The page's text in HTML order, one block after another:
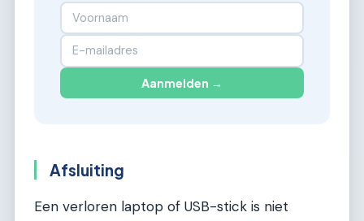
Aanmelden →
Afsluiting
Een verloren laptop of USB-stick is niet